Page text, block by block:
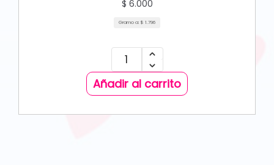
$ 6.000
Gramo a: $ 1.796
Añadir al carrito